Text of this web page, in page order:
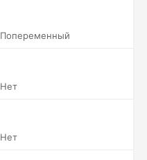
Попеременный
Нет
Нет